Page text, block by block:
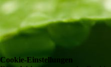
Cookie-Einstellungen